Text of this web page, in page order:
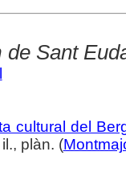
Sant
cultural del
plàn. (